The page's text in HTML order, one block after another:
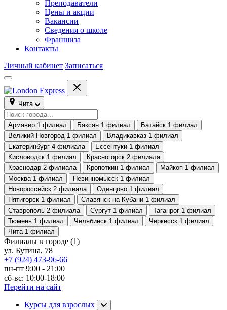
Преподаватели
Цены и акции
Вакансии
Сведения о школе
Франшиза
Контакты
Личный кабинет Записаться
Чита
Армавир 1 филиал Баксан 1 филиал Батайск 1 филиал
Великий Новгород 1 филиал Владикавказ 1 филиал
Екатеринбург 4 филиала Ессентуки 1 филиал
Кисловодск 1 филиал Красногорск 2 филиала
Краснодар 2 филиала Кропоткин 1 филиал Майкоп 1 филиал
Москва 1 филиал Невинномысск 1 филиал
Новороссийск 2 филиала Одинцово 1 филиал
Пятигорск 1 филиал Славянск-на-Кубани 1 филиал
Ставрополь 2 филиала Сургут 1 филиал Таганрог 1 филиал
Тюмень 1 филиал Челябинск 1 филиал Черкесск 1 филиал
Чита 1 филиал
Филиалы в городе (1)
ул. Бутина, 78
+7 (924) 473-96-66
пн-пт 9:00 - 21:00
сб-вс: 10:00-18:00
Перейти на сайт
Курсы для взрослых